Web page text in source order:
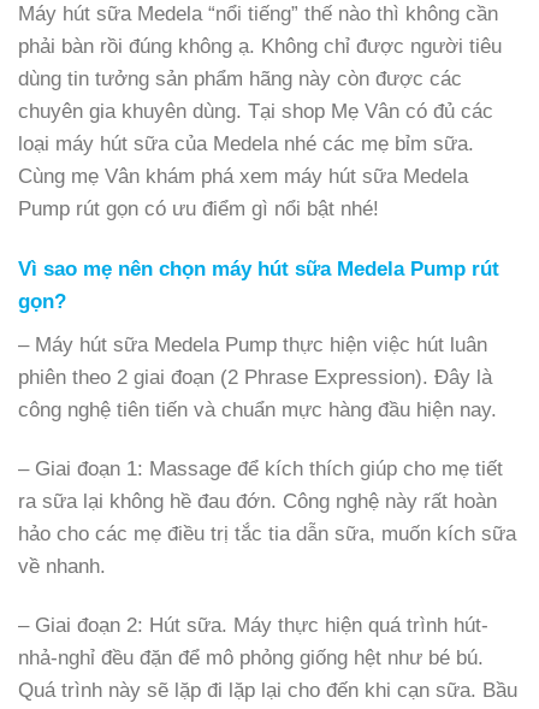
Máy hút sữa Medela “nổi tiếng” thế nào thì không cần
phải bàn rồi đúng không ạ. Không chỉ được người tiêu
dùng tin tưởng sản phẩm hãng này còn được các
chuyên gia khuyên dùng. Tại shop Mẹ Vân có đủ các
loại máy hút sữa của Medela nhé các mẹ bỉm sữa.
Cùng mẹ Vân khám phá xem máy hút sữa Medela
Pump rút gọn có ưu điểm gì nổi bật nhé!
Vì sao mẹ nên chọn máy hút sữa Medela Pump rút
gọn?
– Máy hút sữa Medela Pump thực hiện việc hút luân
phiên theo 2 giai đoạn (2 Phrase Expression). Đây là
công nghệ tiên tiến và chuẩn mực hàng đầu hiện nay.
– Giai đoạn 1: Massage để kích thích giúp cho mẹ tiết
ra sữa lại không hề đau đớn. Công nghệ này rất hoàn
hảo cho các mẹ điều trị tắc tia dẫn sữa, muốn kích sữa
về nhanh.
– Giai đoạn 2: Hút sữa. Máy thực hiện quá trình hút-
nhả-nghỉ đều đặn để mô phỏng giống hệt như bé bú.
Quá trình này sẽ lặp đi lặp lại cho đến khi cạn sữa. Bầu